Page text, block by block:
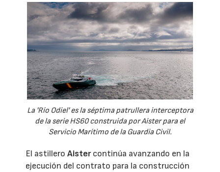
La 'Río Odiel' es la séptima patrullera interceptora
de la serie HS60 construida por Aister para el
Servicio Marítimo de la Guardia Civil.
El astilleroAistercontinúa avanzando en la
ejecución del contrato para la construcción